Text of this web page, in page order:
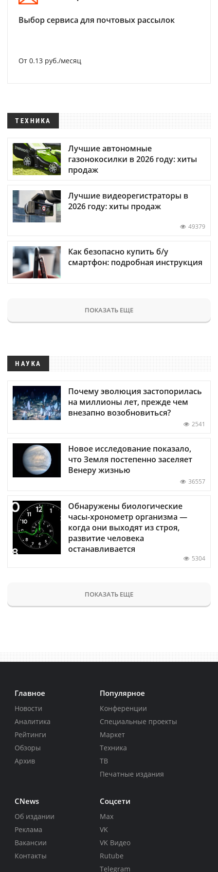
Выбор сервиса для почтовых рассылок
От 0.13 руб./месяц
ТЕХНИКА
Лучшие автономные
газонокосилки в 2026 году: хиты
продаж
Лучшие видеорегистраторы в
2026 году: хиты продаж
49379
Как безопасно купить б/у
смартфон: подробная инструкция
ПОКАЗАТЬ ЕЩЕ
НАУКА
Почему эволюция застопорилась
на миллионы лет, прежде чем
внезапно возобновиться?
2541
Новое исследование показало,
что Земля постепенно заселяет
Венеру жизнью
36557
Обнаружены биологические
часы-хронометр организма —
когда они выходят из строя,
развитие человека
останавливается
5304
ПОКАЗАТЬ ЕЩЕ
Главное
Новости
Аналитика
Рейтинги
Обзоры
Архив
Популярное
Конференции
Специальные проекты
Маркет
Техника
ТВ
Печатные издания
CNews
Об издании
Реклама
Вакансии
Контакты
Соцсети
Max
VK
VK Видео
Rutube
Telegram